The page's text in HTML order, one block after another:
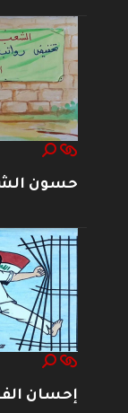
حسون
إحسان